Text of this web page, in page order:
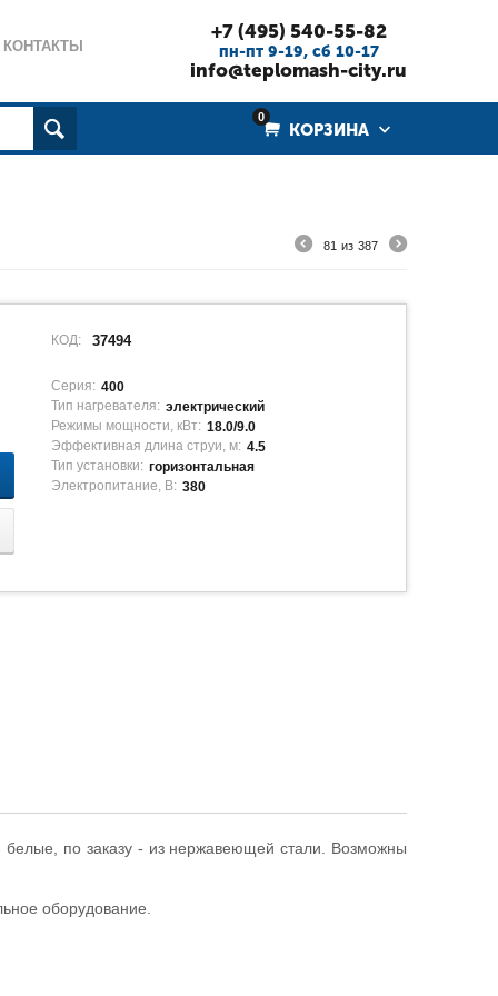
КОНТАКТЫ
+7 (495) 540-55-82
пн-пт 9-19, cб 10-17
info@teplomash-city.ru
0
КОРЗИНА
81 из 387
КОД: 37494
Серия: 400
Тип нагревателя: электрический
Режимы мощности, кВт: 18.0/9.0
Эффективная длина струи, м: 4.5
Тип установки: горизонтальная
Электропитание, В: 380
по заказу - из нержавеющей стали. Возможны
оборудование.